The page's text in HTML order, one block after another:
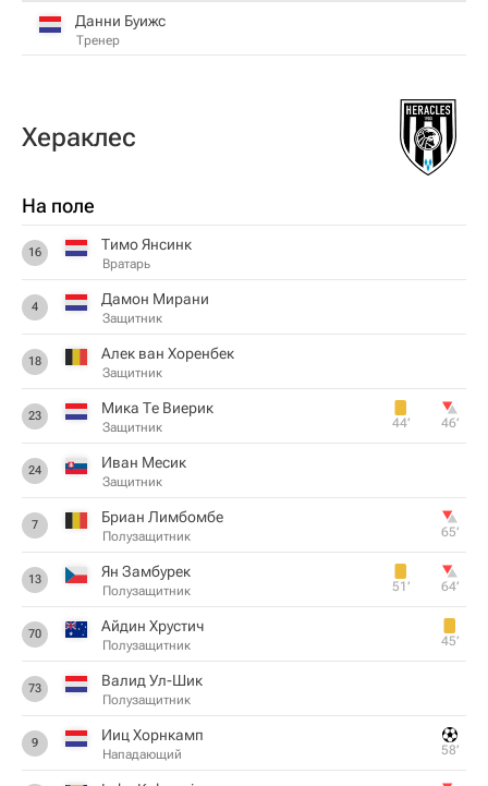
Данни Буижс
Тренер
Хераклес
На поле
16 Тимо Янсинк
Вратарь
4 Дамон Мирани
Защитник
18 Алек ван Хоренбек
Защитник
23 Мика Те Виерик
Защитник 44‎’‎ 46‎’‎
24 Иван Месик
Защитник
7 Бриан Лимбомбе
Полузащитник 65‎’‎
13 Ян Замбурек
Полузащитник 51‎’‎ 64‎’‎
70 Айдин Хрустич
Полузащитник 45‎’‎
73 Валид Ул-Шик
Полузащитник
9 Ииц Хорнкамп
Нападающий 58‎’‎